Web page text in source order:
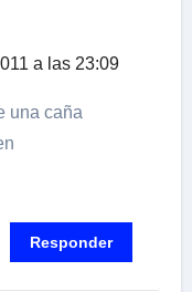
a las 23:09
una caña
Responder